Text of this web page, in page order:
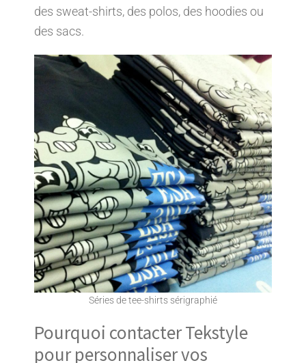
des sweat-shirts, des polos, des hoodies ou
des sacs.
Séries de tee-shirts sérigraphié
Pourquoi contacter Tekstyle
pour personnaliser vos